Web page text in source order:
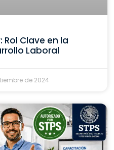
Clave en la
Laboral
de 2024